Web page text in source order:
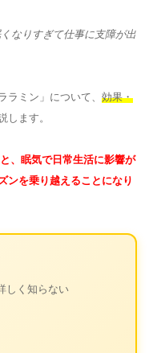
なりすぎて仕事に支障が出
ラミン」について、 効果・
します。
、眠気で日常生活に影響が
ンを乗り越えることになり
しく知らない